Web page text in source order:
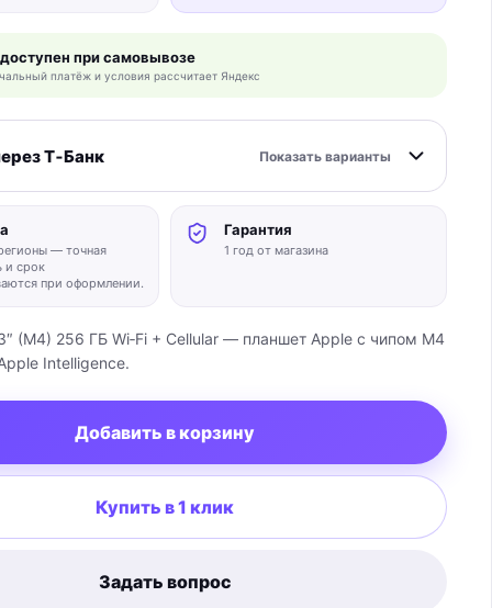
при самовывозе
платёж и условия рассчитает Яндекс
Т‑Банк Показать варианты
— точная
и срок
при оформлении.
Гарантия
1 год от магазина
(M4) 256 ГБ Wi‑Fi + Cellular — планшет Apple с чипом M4
Intelligence.
Добавить в корзину
Купить в 1 клик
Задать вопрос